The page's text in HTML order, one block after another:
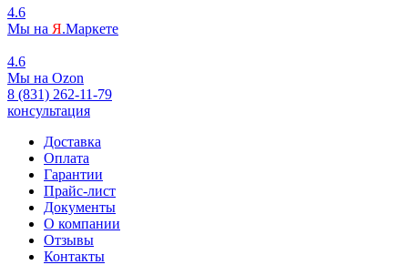
4.6
Мы на Я.Маркете
4.6
Мы на Ozon
8 (831) 262-11-79
консультация
Доставка
Оплата
Гарантии
Прайс-лист
Документы
О компании
Отзывы
Контакты